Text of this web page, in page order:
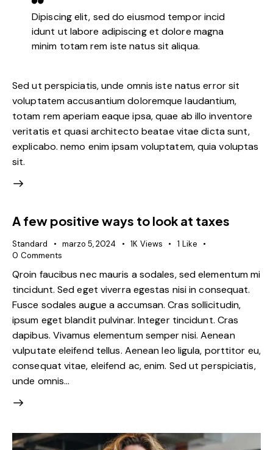
Dipiscing elit, sed do eiusmod tempor incid
idunt ut labore adipiscing et dolore magna
minim totam rem iste natus sit aliqua.
Sed ut perspiciatis, unde omnis iste natus error sit
voluptatem accusantium doloremque laudantium,
totam rem aperiam eaque ipsa, quae ab illo inventore
veritatis et quasi architecto beatae vitae dicta sunt,
explicabo. nemo enim ipsam voluptatem, quia voluptas
sit.
A few positive ways to look at taxes
Standard marzo 5, 2024 1K Views 1 Like
0 Comments
Qroin faucibus nec mauris a sodales, sed elementum mi
tincidunt. Sed eget viverra egestas nisi in consequat.
Fusce sodales augue a accumsan. Cras sollicitudin,
ipsum eget blandit pulvinar. Integer tincidunt. Cras
dapibus. Vivamus elementum semper nisi. Aenean
vulputate eleifend tellus. Aenean leo ligula, porttitor eu,
consequat vitae, eleifend ac, enim. Sed ut perspiciatis,
unde omnis…